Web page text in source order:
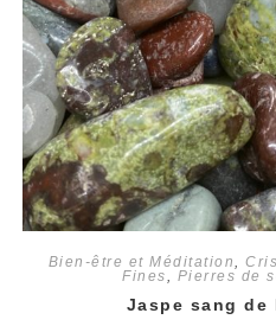
Bien-être et Méditation,
Fines, Pierres de
Jaspe sang de